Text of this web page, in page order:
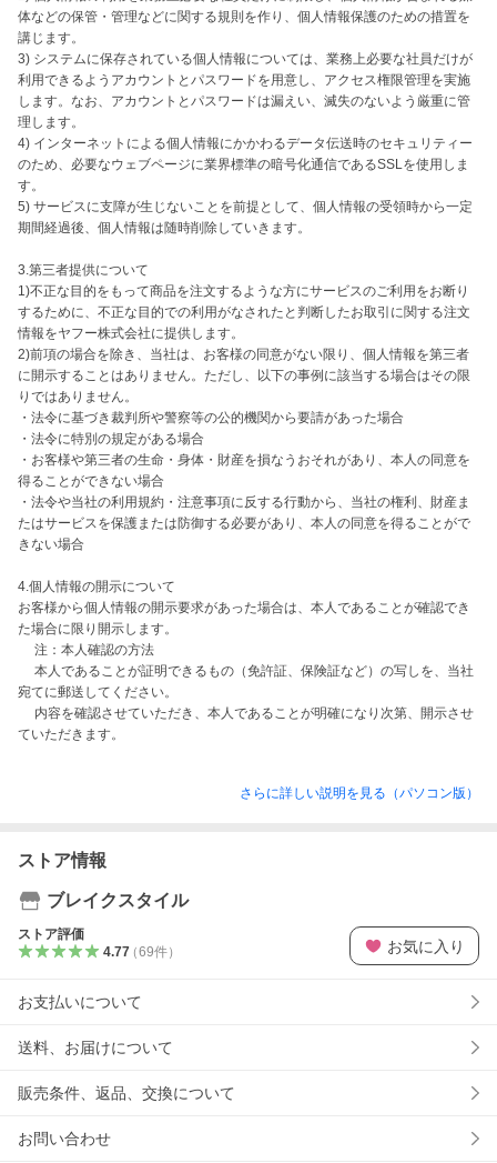
体などの保管・管理などに関する規則を作り、個人情報保護のための措置を
講じます。
3) システムに保存されている個人情報については、業務上必要な社員だけが
利用できるようアカウントとパスワードを用意し、アクセス権限管理を実施
します。なお、アカウントとパスワードは漏えい、滅失のないよう厳重に管
理します。
4) インターネットによる個人情報にかかわるデータ伝送時のセキュリティー
のため、必要なウェブページに業界標準の暗号化通信であるSSLを使用しま
す。
5) サービスに支障が生じないことを前提として、個人情報の受領時から一定
期間経過後、個人情報は随時削除していきます。
3.第三者提供について
1)不正な目的をもって商品を注文するような方にサービスのご利用をお断り
するために、不正な目的での利用がなされたと判断したお取引に関する注文
情報をヤフー株式会社に提供します。
2)前項の場合を除き、当社は、お客様の同意がない限り、個人情報を第三者
に開示することはありません。ただし、以下の事例に該当する場合はその限
りではありません。
・法令に基づき裁判所や警察等の公的機関から要請があった場合
・法令に特別の規定がある場合
・お客様や第三者の生命・身体・財産を損なうおそれがあり、本人の同意を
得ることができない場合
・法令や当社の利用規約・注意事項に反する行動から、当社の権利、財産ま
たはサービスを保護または防御する必要があり、本人の同意を得ることがで
きない場合
4.個人情報の開示について
お客様から個人情報の開示要求があった場合は、本人であることが確認でき
た場合に限り開示します。
注：本人確認の方法
本人であることが証明できるもの（免許証、保険証など）の写しを、当社
宛てに郵送してください。
内容を確認させていただき、本人であることが明確になり次第、開示させ
さらに詳しい説明を見る（パソコン版）
ストア情報
ブレイクスタイル
ストア評価
4.77（69件） お気に入り
お支払いについて
送料、お届けについて
販売条件、返品、交換について
お問い合わせ